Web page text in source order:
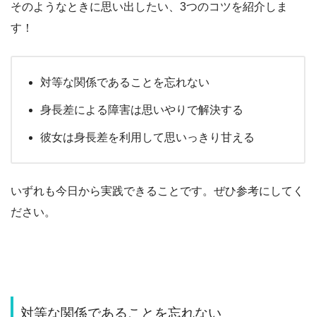
そのようなときに思い出したい、3つのコツを紹介しま
す！
対等な関係であることを忘れない
身長差による障害は思いやりで解決する
彼女は身長差を利用して思いっきり甘える
いずれも今日から実践できることです。ぜひ参考にしてく
ださい。
対等な関係であることを忘れない